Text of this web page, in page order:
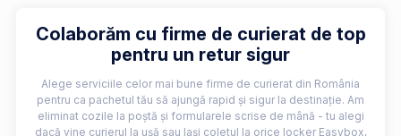
Colaborăm cu firme de curierat de top
pentru un retur sigur
Alege serviciile celor mai bune firme de curierat din România
pentru ca pachetul tău să ajungă rapid și sigur la destinație. Am
eliminat cozile la poștă și formularele scrise de mână - tu alegi
dacă vine curierul la ușă sau lași coletul la orice locker Easybox,